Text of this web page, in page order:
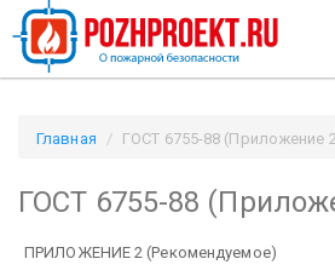
Главная ГОСТ 6755-88 (Приложение
ГОСТ 6755-88
ПРИЛОЖЕНИЕ 2 (Рекомендуемое)